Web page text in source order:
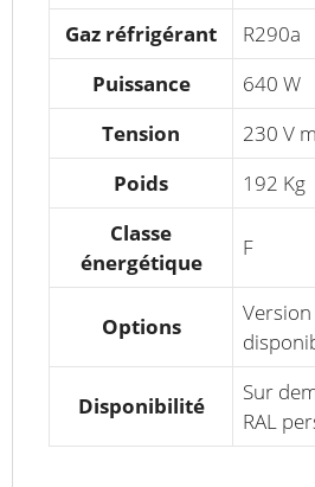
Gaz réfrigérant
R290a
Puissance
640 W
Tension
230 V
Poids
192 Kg
Classe
énergétique
F
Options
Disponibilité
Sur
RAL